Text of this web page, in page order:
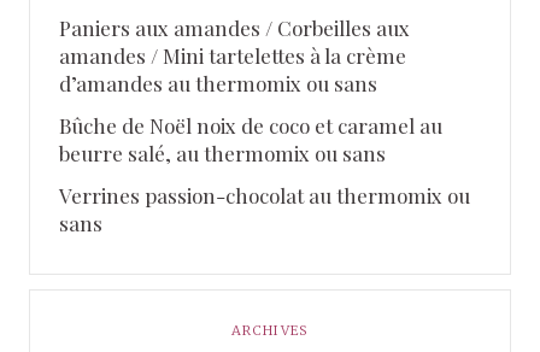
Paniers aux amandes / Corbeilles aux
amandes / Mini tartelettes à la crème
d’amandes au thermomix ou sans
Bûche de Noël noix de coco et caramel au
beurre salé, au thermomix ou sans
Verrines passion-chocolat au thermomix ou
sans
ARCHIVES